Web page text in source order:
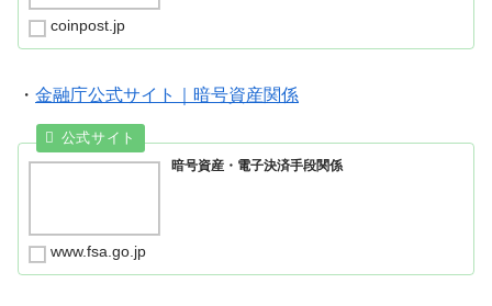
coinpost.jp
・ 金融庁公式サイト｜暗号資産関係
暗号資産・電子決済手段関係
www.fsa.go.jp